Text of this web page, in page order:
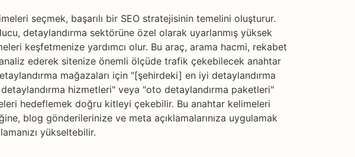
seçmek, başarılı bir SEO stratejisinin temelini oluşturur.
detaylandırma sektörüne özel olarak uyarlanmış yüksek
keşfetmenize yardımcı olur. Bu araç, arama hacmi, rekabet
ederek sitenize önemli ölçüde trafik çekebilecek anahtar
mağazaları için "[şehirdeki] en iyi detaylandırma
detaylandırma hizmetleri" veya "oto detaylandırma paketleri"
hedeflemek doğru kitleyi çekebilir. Bu anahtar kelimeleri
blog gönderilerinize ve meta açıklamalarınıza uygulamak
yükseltebilir.